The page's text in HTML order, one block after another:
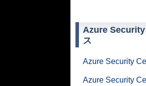
Azure Security
ス
Azure Security
Azure Security